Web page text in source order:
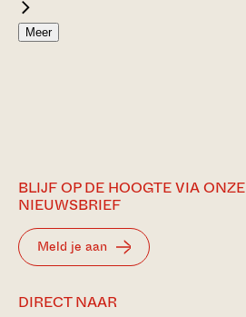
Meer
BLIJF OP DE HOOGTE VIA ONZE
NIEUWSBRIEF
Meld je aan
DIRECT NAAR